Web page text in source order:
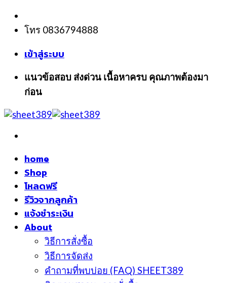
Skip
content
โทร 0836794888
เข้าสู่ระบบ
แนวข้อสอบ ส่งด่วน เนื้อหาครบ คุณภาพต้องมา
ก่อน
home
Shop
โหลดฟรี
รีวิวจากลูกค้า
แจ้งชำระเงิน
About
วิธีการสั่งซื้อ
วิธีการจัดส่ง
คำถามที่พบบ่อย (FAQ) SHEET389